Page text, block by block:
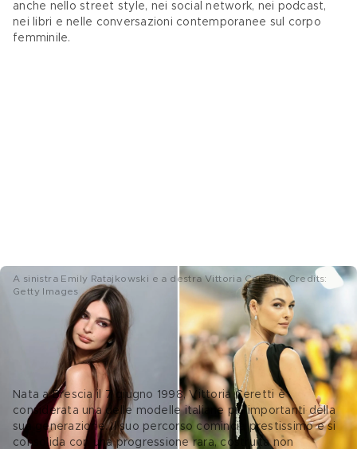
anche nello street style, nei social network, nei podcast,
nei libri e nelle conversazioni contemporanee sul corpo
femminile.
A sinistra Emily Ratajkowski e a destra Vittoria Ceretti - Credits:
Getty Images
Vittoria Ceretti, la top model che ha
conquistato le passerelle
Nata a Brescia il 7 giugno 1998, Vittoria Ceretti è
considerata una delle modelle italiane più importanti della
sua generazione. Il suo percorso comincia prestissimo e si
consolida con una progressione rara, costruita non